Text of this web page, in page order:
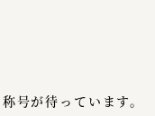
が待っています。